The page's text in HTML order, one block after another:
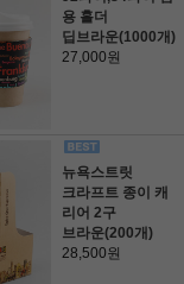
용 홀더
딥브라운(1000개)
27,000원
뉴욕스트릿
크라프트 종이 캐
리어 2구
브라운(200개)
28,500원